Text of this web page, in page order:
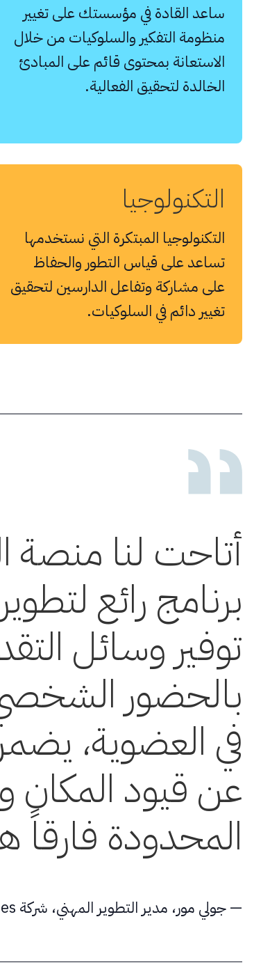
ساعد القادة في مؤسستك على تغيير
منظومة التفكير والسلوكيات من خلال
الاستعانة بمحتوى قائم على المبادئ
الخالدة لتحقيق الفعالية.
التكنولوجيا
التكنولوجيا المبتكرة التي نستخدمها
تساعد على قياس التطور والحفاظ
على مشاركة وتفاعل الدارسين لتحقيق
تغيير دائم في السلوكيات.
أتاحت لنا منصة
برنامج رائع
توفير وسائل
بالحضور
في العضوية،
عن قيود المكان
المحدودة فارقاً
— جولي مور، مدير التطوير المهني، شركة Gainwell Technologies